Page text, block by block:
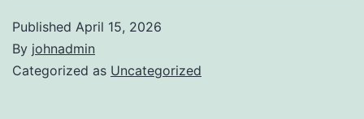
Published April 15, 2026
By johnadmin
Categorized as Uncategorized